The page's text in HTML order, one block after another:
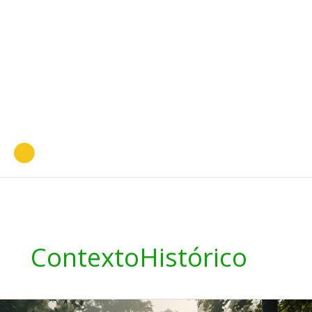
ContextoHistórico
Trançando